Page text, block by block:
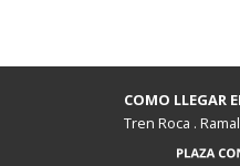
COMO LLEGAR
Tren Roca .